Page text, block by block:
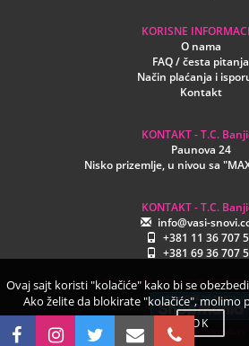
KORISNE
O nama
FAQ / česta pitanja
Način plaćanja i
Kontakt
KONTAKT - T.C.
Paunova 24
Nisko prizemlje, u nivou sa
KONTAKT - T.C.
info@vasi-
+381 11 36 707
+381 69 36 707
©2026.vasi-snovi.com. Sva
www.creativeweb.rs
Ovaj sajt koristi "kolačiće" kako bi se
Ako želite da blokirate "kolačiće", molimo
OK